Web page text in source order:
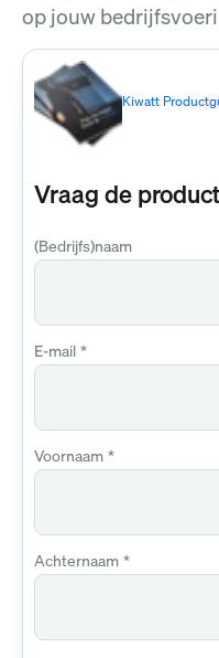
op jouw
Kiwatt
Vraag de
(Bedrijfs)naam
E-mail *
Voornaam *
Achternaam *